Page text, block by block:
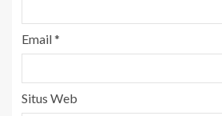
Email*
Situs Web